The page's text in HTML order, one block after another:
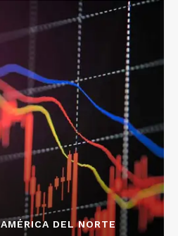
AMÉRICA DEL NORTE